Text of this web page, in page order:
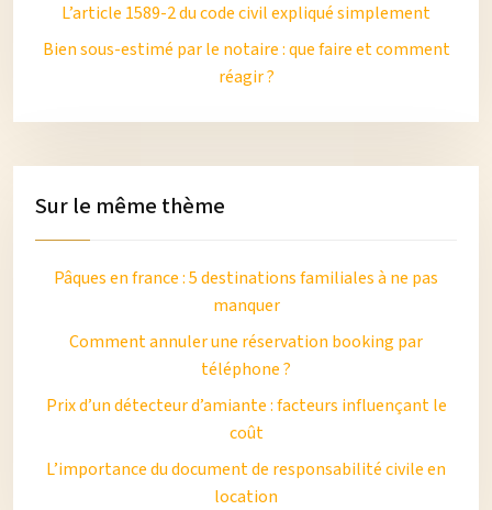
L’article 1589-2 du code civil expliqué simplement
Bien sous-estimé par le notaire : que faire et comment
réagir ?
Sur le même thème
Pâques en france : 5 destinations familiales à ne pas
manquer
Comment annuler une réservation booking par
téléphone ?
Prix d’un détecteur d’amiante : facteurs influençant le
coût
L’importance du document de responsabilité civile en
location